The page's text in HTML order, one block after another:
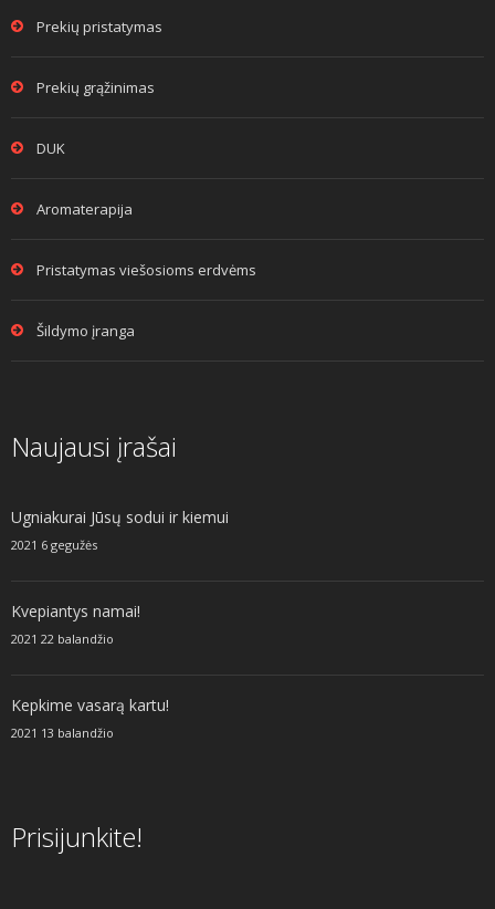
Prekių pristatymas
Prekių grąžinimas
DUK
Aromaterapija
Pristatymas viešosioms erdvėms
Šildymo įranga
Naujausi įrašai
Ugniakurai Jūsų sodui ir kiemui
2021 6 gegužės
Kvepiantys namai!
2021 22 balandžio
Kepkime vasarą kartu!
2021 13 balandžio
Prisijunkite!